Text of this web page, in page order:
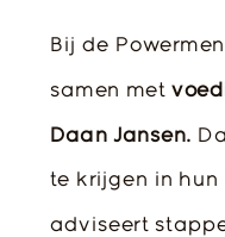
Bij de
samen met
Daan Jansen.
te krijgen in hun
adviseert